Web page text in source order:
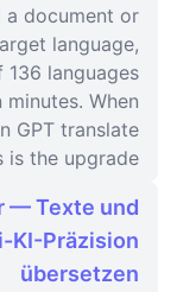
a document or
language,
languages
When
GPT translate
is the upgrade.
— Texte und
KI-Präzision
übersetzen